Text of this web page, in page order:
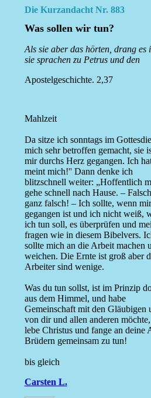
Die Kurzandacht Nr. 883
Was sollen wir tun?
Als sie aber das hörten, drang es
sie sprachen zu Petrus und den
Apostelgeschichte. 2,37
Mahlzeit
Da sitze ich sonntags im
mich sehr betroffen gemacht, sie
mir durchs Herz gegangen. Ich
meint mich!'' Dann denke ich
blitzschnell weiter: „Hoffentlich
gehe schnell nach Hause. –
ganz falsch! – Ich sollte, wenn
gegangen ist und ich nicht weiß,
ich tun soll, es überprüfen und
fragen wie in diesem Bibelvers.
sollte mich an die Arbeit machen
weichen. Die Ernte ist groß aber
Arbeiter sind wenige.
Was du tun sollst, ist im Prinzip
aus dem Himmel, und habe
Gemeinschaft mit den Gläubigen
von dir und allen anderen möchte,
lebe Christus und fange an deine
Brüdern gemeinsam zu tun!
bis gleich
Carsten L.